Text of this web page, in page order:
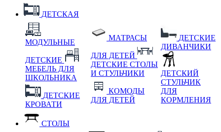
ДЕТСКАЯ
МОДУЛЬНЫЕ
ДЕТСКИЕ
МЕБЕЛЬ ДЛЯ
ШКОЛЬНИКА
ДЕТСКИЕ
КРОВАТИ
МАТРАСЫ
ДЛЯ ДЕТЕЙ
ДЕТСКИЕ СТОЛЫ
И СТУЛЬЧИКИ
КОМОДЫ
ДЛЯ ДЕТЕЙ
ДЕТСКИЕ
ДИВАНЧИКИ
ДЕТСКИЙ
СТУЛЬЧИК
ДЛЯ
КОРМЛЕНИЯ
СТОЛЫ